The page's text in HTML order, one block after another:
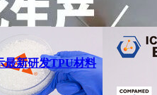
最新研发TPU材料